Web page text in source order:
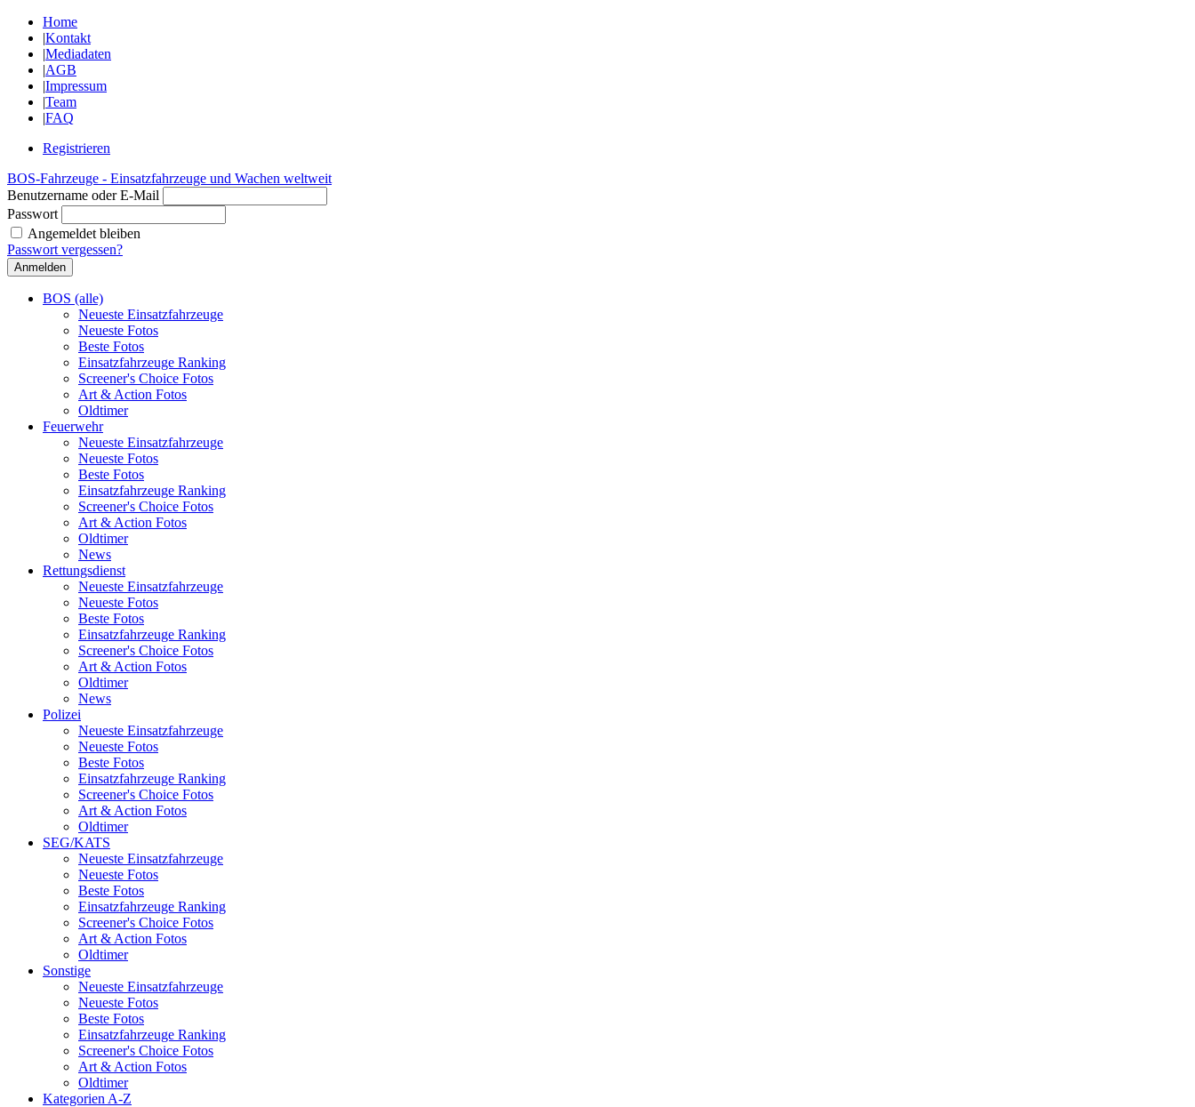
Home
|Kontakt
|Mediadaten
|AGB
|Impressum
|Team
|FAQ
Registrieren
BOS-Fahrzeuge - Einsatzfahrzeuge und Wachen weltweit
Benutzername oder E-Mail
Passwort
Angemeldet bleiben
Passwort vergessen?
BOS (alle)
Neueste Einsatzfahrzeuge
Neueste Fotos
Beste Fotos
Einsatzfahrzeuge Ranking
Screener's Choice Fotos
Art & Action Fotos
Oldtimer
Feuerwehr
Neueste Einsatzfahrzeuge
Neueste Fotos
Beste Fotos
Einsatzfahrzeuge Ranking
Screener's Choice Fotos
Art & Action Fotos
Oldtimer
News
Rettungsdienst
Neueste Einsatzfahrzeuge
Neueste Fotos
Beste Fotos
Einsatzfahrzeuge Ranking
Screener's Choice Fotos
Art & Action Fotos
Oldtimer
News
Polizei
Neueste Einsatzfahrzeuge
Neueste Fotos
Beste Fotos
Einsatzfahrzeuge Ranking
Screener's Choice Fotos
Art & Action Fotos
Oldtimer
SEG/KATS
Neueste Einsatzfahrzeuge
Neueste Fotos
Beste Fotos
Einsatzfahrzeuge Ranking
Screener's Choice Fotos
Art & Action Fotos
Oldtimer
Sonstige
Neueste Einsatzfahrzeuge
Neueste Fotos
Beste Fotos
Einsatzfahrzeuge Ranking
Screener's Choice Fotos
Art & Action Fotos
Oldtimer
Kategorien A-Z